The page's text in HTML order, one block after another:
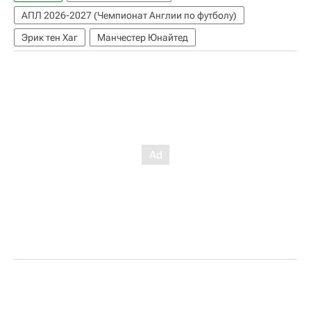
АПЛ 2026-2027 (Чемпионат Англии по футболу)
Эрик тен Хаг
Манчестер Юнайтед